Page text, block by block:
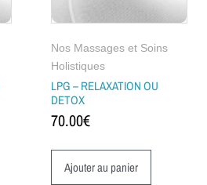
Nos Massages et Soins
Holistiques
LPG – RELAXATION OU
DETOX
70.00€
Ajouter au panier